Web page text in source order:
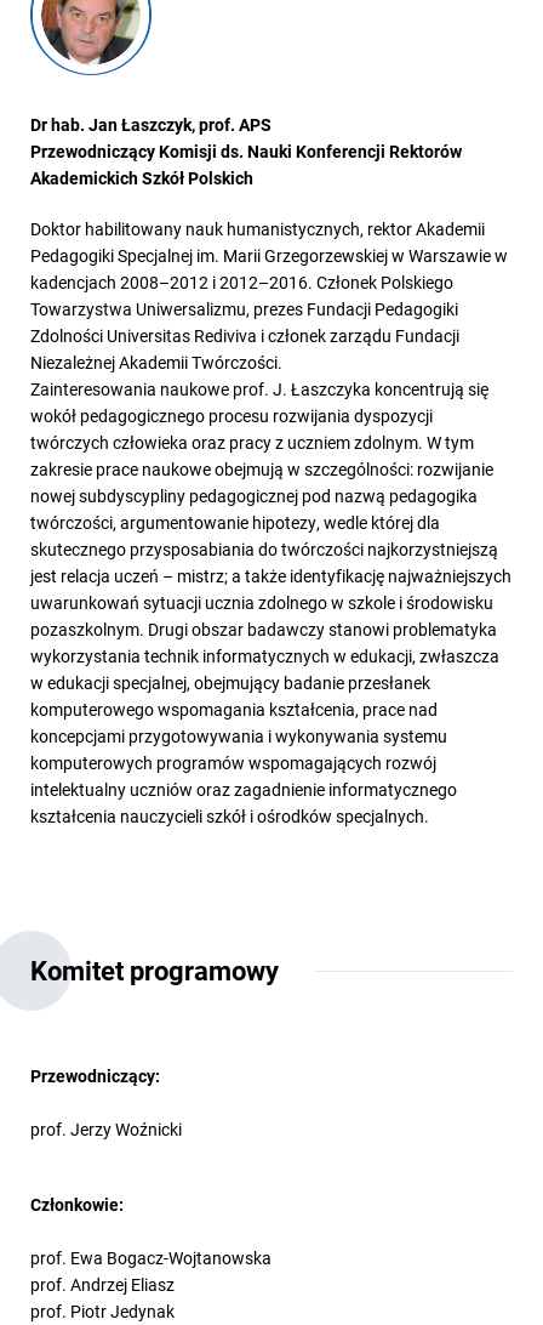
Dr hab. Jan Łaszczyk, prof. APS
Przewodniczący Komisji ds. Nauki Konferencji Rektorów
Akademickich Szkół Polskich
Doktor habilitowany nauk humanistycznych, rektor Akademii
Pedagogiki Specjalnej im. Marii Grzegorzewskiej w Warszawie w
kadencjach 2008–2012 i 2012–2016. Członek Polskiego
Towarzystwa Uniwersalizmu, prezes Fundacji Pedagogiki
Zdolności Universitas Rediviva i członek zarządu Fundacji
Niezależnej Akademii Twórczości.
Zainteresowania naukowe prof. J. Łaszczyka koncentrują się
wokół pedagogicznego procesu rozwijania dyspozycji
twórczych człowieka oraz pracy z uczniem zdolnym. W tym
zakresie prace naukowe obejmują w szczególności: rozwijanie
nowej subdyscypliny pedagogicznej pod nazwą pedagogika
twórczości, argumentowanie hipotezy, wedle której dla
skutecznego przysposabiania do twórczości najkorzystniejszą
jest relacja uczeń – mistrz; a także identyfikację najważniejszych
uwarunkowań sytuacji ucznia zdolnego w szkole i środowisku
pozaszkolnym. Drugi obszar badawczy stanowi problematyka
wykorzystania technik informatycznych w edukacji, zwłaszcza
w edukacji specjalnej, obejmujący badanie przesłanek
komputerowego wspomagania kształcenia, prace nad
koncepcjami przygotowywania i wykonywania systemu
komputerowych programów wspomagających rozwój
intelektualny uczniów oraz zagadnienie informatycznego
kształcenia nauczycieli szkół i ośrodków specjalnych.
Komitet programowy
Przewodniczący:
prof. Jerzy Woźnicki
Członkowie:
prof. Ewa Bogacz-Wojtanowska
prof. Andrzej Eliasz
prof. Piotr Jedynak